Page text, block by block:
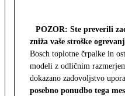
POZOR: Ste preverili
zniža vaše stroške
Bosch toplotne črpalke in
modeli z odličnim
dokazano zadovoljstvo
posebno ponudbo tega